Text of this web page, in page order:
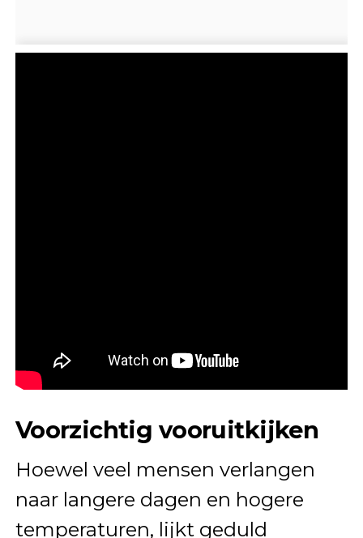
Voorzichtig vooruitkijken
Hoewel veel mensen verlangen
naar langere dagen en hogere
temperaturen, lijkt geduld